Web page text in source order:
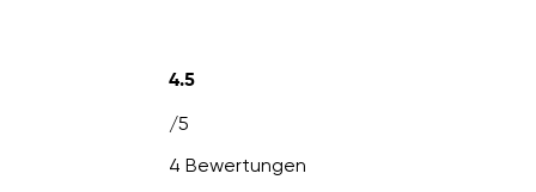
4.5
/5
4 Bewertungen